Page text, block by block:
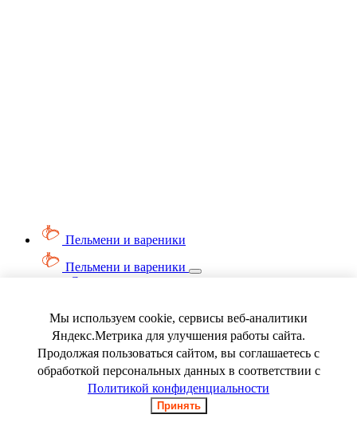
Пельмени и вареники
Пельмени и вареники
Смотреть весь раздел
Ягода замороженная
Мы используем cookie, сервисы веб-аналитики
Яндекс.Метрика для улучшения работы сайта.
Продолжая пользоваться сайтом, вы соглашаетесь с
обработкой персональных данных в соответствии с
Политикой конфиденциальности
Принять